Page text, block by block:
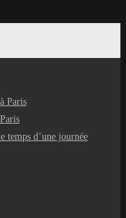
Paris
temps d’une journée